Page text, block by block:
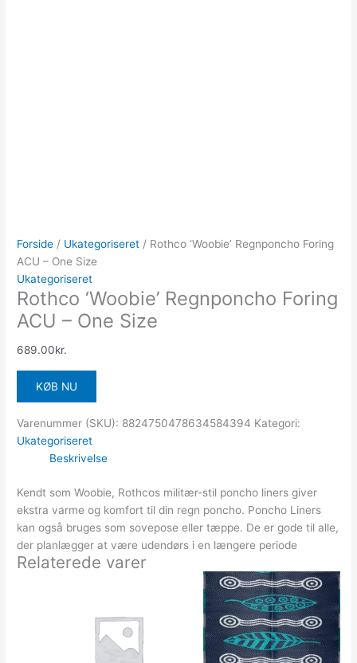
Forside / Ukategoriseret / Rothco ‘Woobie’ Regnponcho Foring
ACU – One Size
Ukategoriseret
Rothco ‘Woobie’ Regnponcho Foring
ACU – One Size
689.00kr.
KØB NU
Varenummer (SKU): 8824750478634584394 Kategori:
Ukategoriseret
Beskrivelse
Kendt som Woobie, Rothcos militær-stil poncho liners giver
ekstra varme og komfort til din regn poncho. Poncho Liners
kan også bruges som sovepose eller tæppe. De er gode til alle,
der planlægger at være udendørs i en længere periode
Relaterede varer